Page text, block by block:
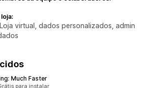
virtual, dados personalizados, admin
Much Faster
para instalar